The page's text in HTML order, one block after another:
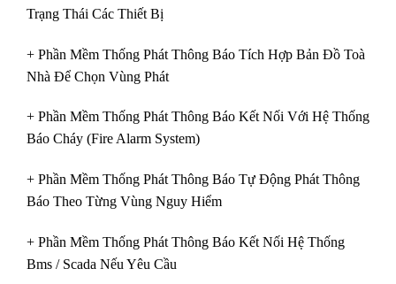
Trạng Thái Các Thiết Bị
+ Phần Mềm Thống Phát Thông Báo Tích Hợp Bản Đồ Toà
Nhà Để Chọn Vùng Phát
+ Phần Mềm Thống Phát Thông Báo Kết Nối Với Hệ Thống
Báo Cháy (Fire Alarm System)
+ Phần Mềm Thống Phát Thông Báo Tự Động Phát Thông
Báo Theo Từng Vùng Nguy Hiểm
+ Phần Mềm Thống Phát Thông Báo Kết Nối Hệ Thống
Bms / Scada Nếu Yêu Cầu